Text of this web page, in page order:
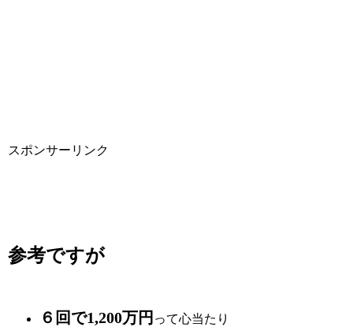
スポンサーリンク
参考ですが
６回で1,200万円 って心当たり